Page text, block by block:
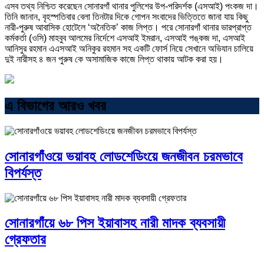
এসব তথ্য নিশ্চিত করেছেন সোনারগাঁ থানার পুলিশের উপ-পরিদর্শক (এসআই) পংকজ দা।
তিনি জানান, বৃহস্পতিবার বেলা তিনটার দিকে গোপন সংবাদের ভিত্তিতে জানা যায় কিছু
নারী-পুরুষ আবাসিক হোটেলে ‘অনৈতিক’ কাজ লিপ্ত। পরে সোনারগাঁ থানার ভারপ্রাপ্ত
কর্মকর্তা (ওসি) মাহবুব আলমের নির্দেশে এসআই ইমরান, এসআই পঙ্কজ দা, এসআই
আনিসুর রহমান এএসআই অনিকুর রহমান সহ একটি ফোর্স নিয়ে সেখানে অভিযান চালিয়ে
দুই নারীসহ ৪ জন পুরুষ কে অসামাজিক কাজে লিপ্ত থাকায় আটক করা হয়।
এ বিভাগের আরও খবর
সোনারগাঁওয়ে ভয়াবহ লোডশেডিংয়ে জনজীবন চরমভাবে
বিপর্যস্ত
সোনারগাঁয়ে ৬৮ পিস ইয়াবাসহ নারী মাদক ব্যবসায়ী
গ্রেফতার